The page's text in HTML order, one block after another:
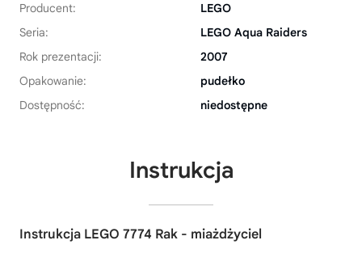
Producent:
LEGO
Seria:
LEGO Aqua Raiders
Rok prezentacji:
2007
Opakowanie:
pudełko
Dostępność:
niedostępne
Instrukcja
Instrukcja LEGO 7774 Rak - miażdżyciel